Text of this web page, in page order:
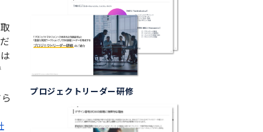
プロジェクトリーダー研修